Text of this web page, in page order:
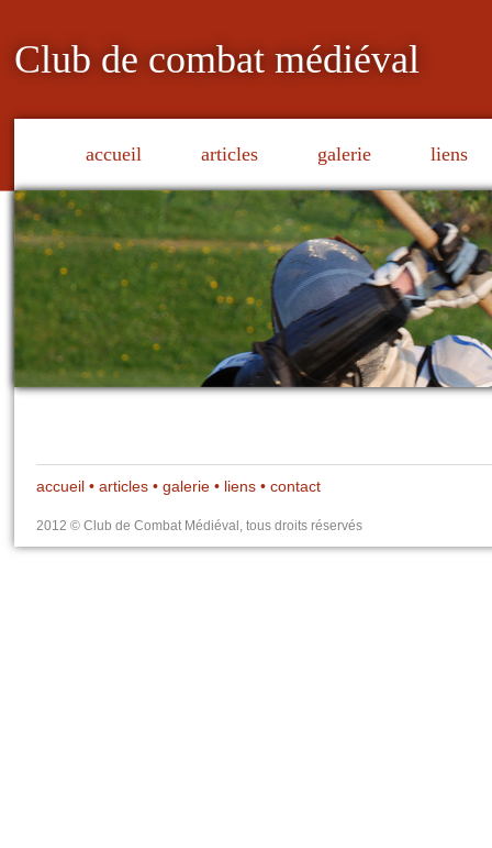
Club de combat médiéval
accueil articles galerie liens
accueil• articles• galerie• liens• contact
2012 © Club de Combat Médiéval, tous droits réservés